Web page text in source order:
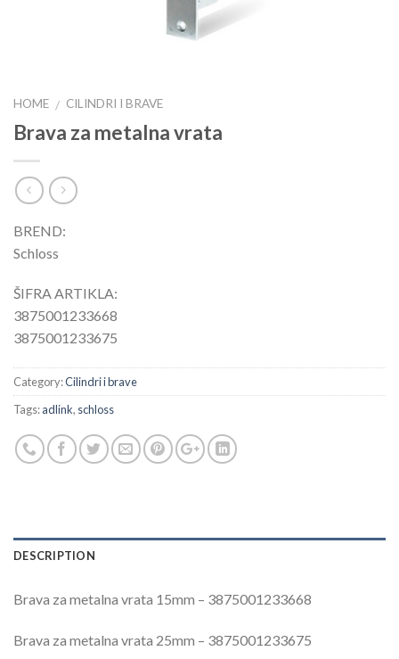
HOME / CILINDRI I BRAVE
Brava za metalna vrata
BREND:
Schloss
ŠIFRA ARTIKLA:
3875001233668
3875001233675
Category:Cilindri i brave
Tags:adlink, schloss
DESCRIPTION
Brava za metalna vrata 15mm – 3875001233668
Brava za metalna vrata 25mm – 3875001233675